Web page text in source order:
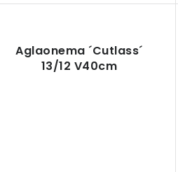
Aglaonema ´Cutlass´
13/12 V40cm